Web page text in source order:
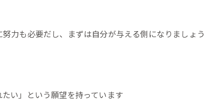
力も必要だし、まずは自分が与える側になりましょう
い」という願望を持っています